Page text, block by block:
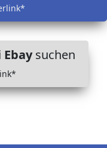
Ebaysuchen